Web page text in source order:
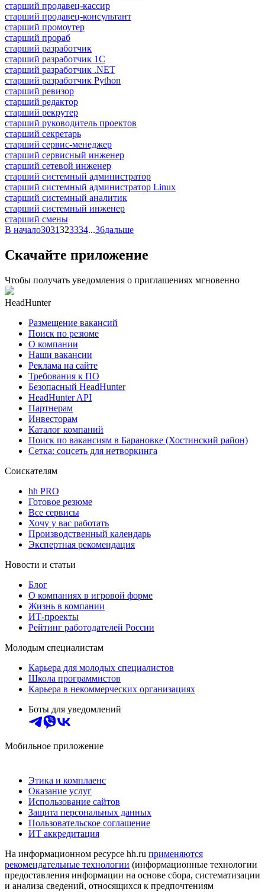
старший продавец-кассир
старший продавец-консультант
старший промоутер
старший прораб
старший разработчик
старший разработчик 1С
старший разработчик .NET
старший разработчик Python
старший ревизор
старший редактор
старший рекрутер
старший руководитель проектов
старший секретарь
старший сервис-менеджер
старший сервисный инженер
старший сетевой инженер
старший системный администратор
старший системный администратор Linux
старший системный аналитик
старший системный инженер
старший смены
В начало3031323334...36дальше
Скачайте приложение
Чтобы получать уведомления о приглашениях мгновенно
HeadHunter
Размещение вакансий
Поиск по резюме
О компании
Наши вакансии
Реклама на сайте
Требования к ПО
Безопасный HeadHunter
HeadHunter API
Партнерам
Инвесторам
Каталог компаний
Поиск по вакансиям в Барановке (Хостинский район)
Сетка: соцсеть для нетворкинга
Соискателям
hh PRO
Готовое резюме
Все сервисы
Хочу у вас работать
Производственный календарь
Экспертная рекомендация
Новости и статьи
Блог
О компаниях в игровой форме
Жизнь в компании
ИТ-проекты
Рейтинг работодателей России
Молодым специалистам
Карьера для молодых специалистов
Школа программистов
Карьера в некоммерческих организациях
Боты для уведомлений
Мобильное приложение
Этика и комплаенс
Оказание услуг
Использование сайтов
Защита персональных данных
Пользовательское соглашение
ИТ аккредитация
На информационном ресурсе hh.ru применяются
рекомендательные технологии (информационные технологии
предоставления информации на основе сбора, систематизации
и анализа сведений, относящихся к предпочтениям